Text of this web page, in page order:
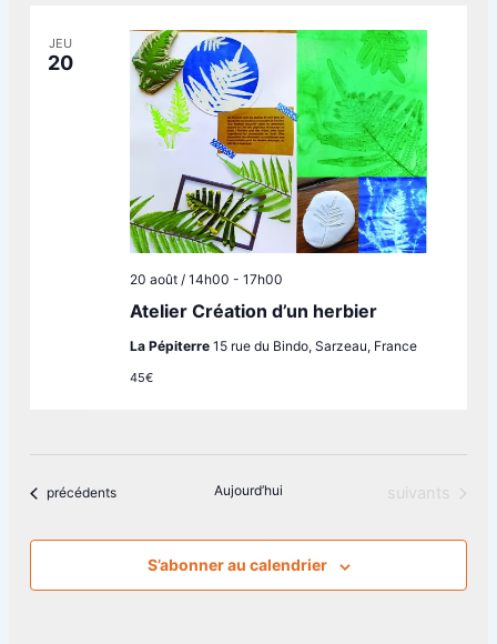
Évènements
JEU
20
Atelier Création d’un herbier
20 août / 14h00 - 17h00
La Pépiterre 15 rue du Bindo, Sarzeau, France
45€
Évènements
précédents Aujourd’hui Évènements
suivants
S’abonner au calendrier